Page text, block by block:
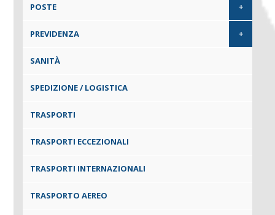
POSTE +
PREVIDENZA +
SANITÀ
SPEDIZIONE / LOGISTICA
TRASPORTI
TRASPORTI ECCEZIONALI
TRASPORTI INTERNAZIONALI
TRASPORTO AEREO